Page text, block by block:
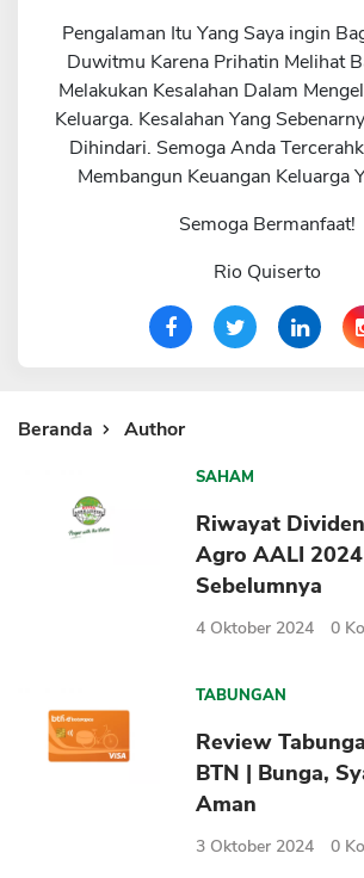
Pengalaman Itu Yang Saya ingin
Duwitmu Karena Prihatin Melihat
Melakukan Kesalahan Dalam
Keluarga. Kesalahan Yang
Dihindari. Semoga Anda
Membangun Keuangan Keluarga
Semoga Bermanfaat!
Rio Quiserto
Beranda Author
SAHAM
Riwayat
Agro AALI
Sebelumnya
4 Oktober 2024 0
TABUNGAN
Review
BTN | Bunga,
Aman
3 Oktober 2024 0